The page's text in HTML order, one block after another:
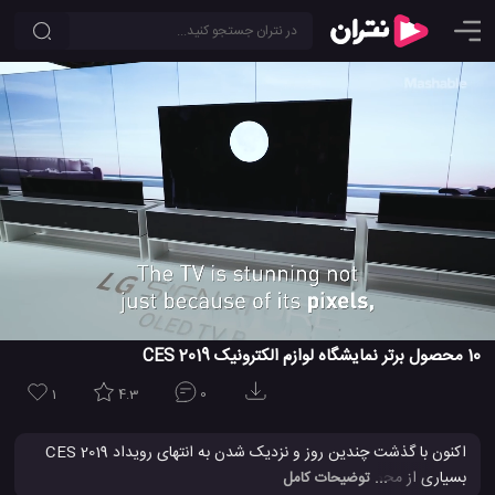
10 محصول برتر نمایشگاه لوازم الکترونیک CES 2019
1 4.3 0
اکنون با گذشت چندین روز و نزدیک شدن به انتهای رویداد CES 2019
بسیاری از محصولات رونمائی شده اند و شرکت ها و کمپانی های بزرگ
... توضیحات کامل